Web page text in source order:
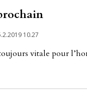
10.27
vi­ta­le pour